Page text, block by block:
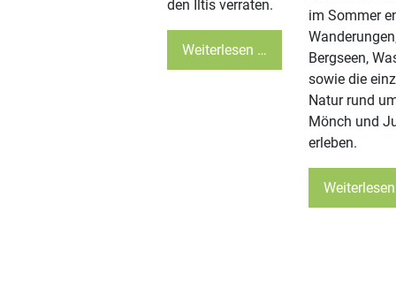
den Iltis verraten.
Weiterlesen …
im Sommer
Bergseen,
sowie die
Natur rund
Mönch und
erleben.